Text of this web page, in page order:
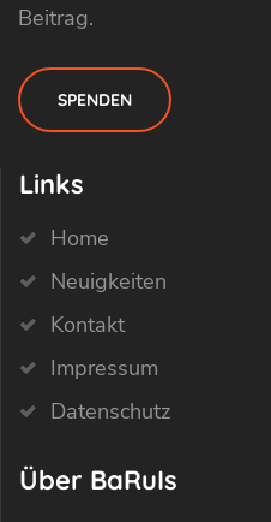
Beitrag.
SPENDEN
Links
Home
Neuigkeiten
Kontakt
Impressum
Datenschutz
Über BaRuIs